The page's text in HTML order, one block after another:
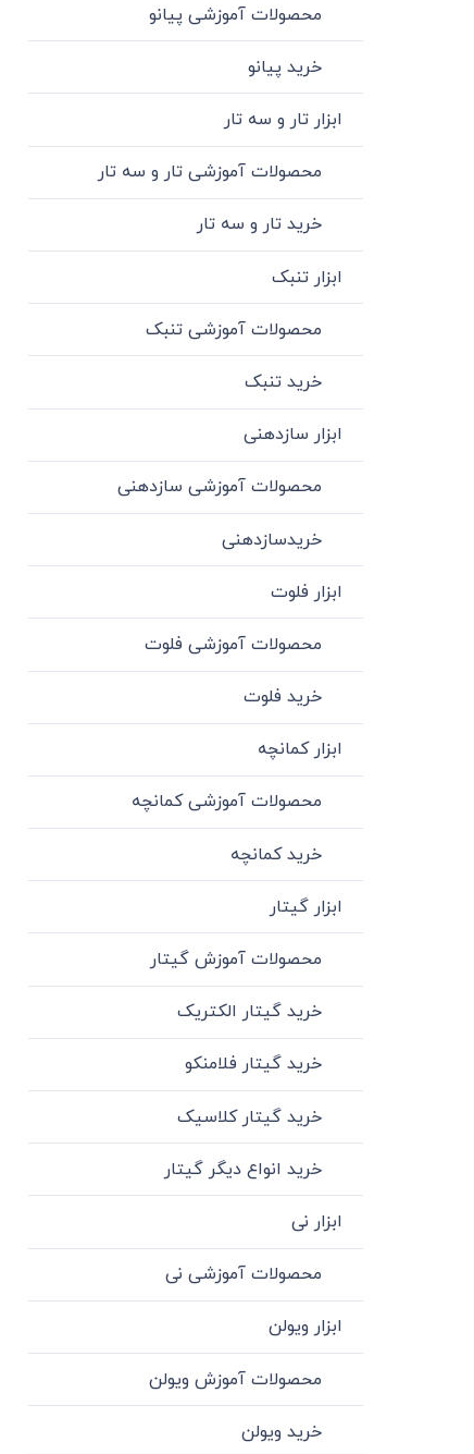
محصولات آموزشی پیانو
خرید پیانو
ابزار تار و سه تار
محصولات آموزشی تار و سه تار
خرید تار و سه تار
ابزار تنبک
محصولات آموزشی تنبک
خرید تنبک
ابزار سازدهنی
محصولات آموزشی سازدهنی
خریدسازدهنی
ابزار فلوت
محصولات آموزشی فلوت
خرید فلوت
ابزار کمانچه
محصولات آموزشی کمانچه
خرید کمانچه
ابزار گیتار
محصولات آموزش گیتار
خرید گیتار الکتریک
خرید گیتار فلامنکو
خرید گیتار کلاسیک
خرید انواع دیگر گیتار
ابزار نی
محصولات آموزشی نی
ابزار ویولن
محصولات آموزش ویولن
خرید ویولن